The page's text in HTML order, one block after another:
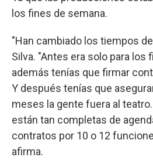
los fines de semana.
"Han cambiado los tiempos
Silva. "Antes era solo para los
además tenías que firmar
Y después tenías que
meses la gente fuera al
están tan completas de
contratos por 10 o 12
afirma.